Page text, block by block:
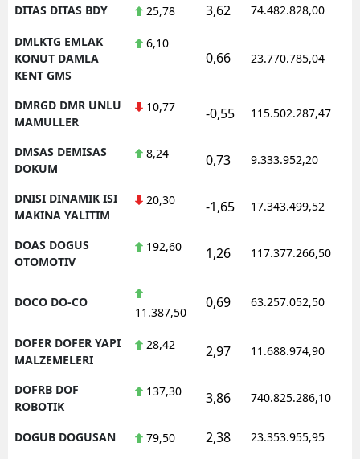
DITAS DITAS BDY 25,78 3,62 74.482.828,00
DMLKTG EMLAK
KONUT DAMLA
KENT GMS
6,10
0,66 23.770.785,04
DMRGD DMR UNLU
MAMULLER
10,77 -0,55 115.502.287,47
DMSAS DEMISAS
DOKUM
8,24 0,73 9.333.952,20
DNISI DINAMIK ISI
MAKINA YALITIM
20,30 -1,65 17.343.499,52
DOAS DOGUS
OTOMOTIV
192,60 1,26 117.377.266,50
DOCO DO-CO
11.387,50
0,69 63.257.052,50
DOFER DOFER YAPI
MALZEMELERI
28,42 2,97 11.688.974,90
DOFRB DOF
ROBOTIK
137,30 3,86 740.825.286,10
DOGUB DOGUSAN 79,50 2,38 23.353.955,95